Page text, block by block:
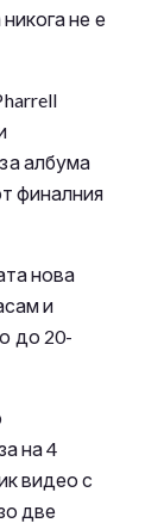
не е
албума
финалния
нова
и
до 20-
на 4
видео с
две